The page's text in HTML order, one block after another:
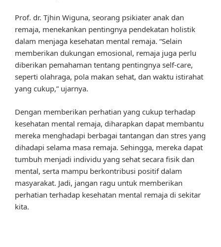
Prof. dr. Tjhin Wiguna, seorang psikiater anak dan
remaja, menekankan pentingnya pendekatan holistik
dalam menjaga kesehatan mental remaja. “Selain
memberikan dukungan emosional, remaja juga perlu
diberikan pemahaman tentang pentingnya self-care,
seperti olahraga, pola makan sehat, dan waktu istirahat
yang cukup,” ujarnya.
Dengan memberikan perhatian yang cukup terhadap
kesehatan mental remaja, diharapkan dapat membantu
mereka menghadapi berbagai tantangan dan stres yang
dihadapi selama masa remaja. Sehingga, mereka dapat
tumbuh menjadi individu yang sehat secara fisik dan
mental, serta mampu berkontribusi positif dalam
masyarakat. Jadi, jangan ragu untuk memberikan
perhatian terhadap kesehatan mental remaja di sekitar
kita.